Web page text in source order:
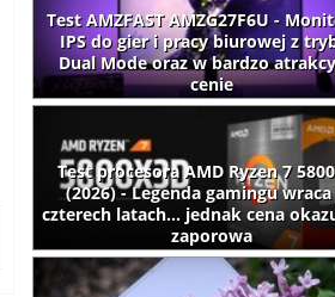
Test AMZFAST AMZG27F6U -
IPS do gier i pracy biurowej z
Dual Mode oraz w bardzo
cenie
Test procesora AMD Ryzen 7
(2026) - Legenda gamingu
czterech latach... jednak cena
zaporowa